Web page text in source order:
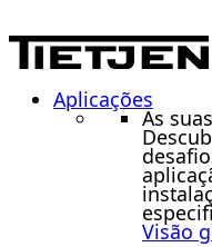
Aplicações
As
Visão